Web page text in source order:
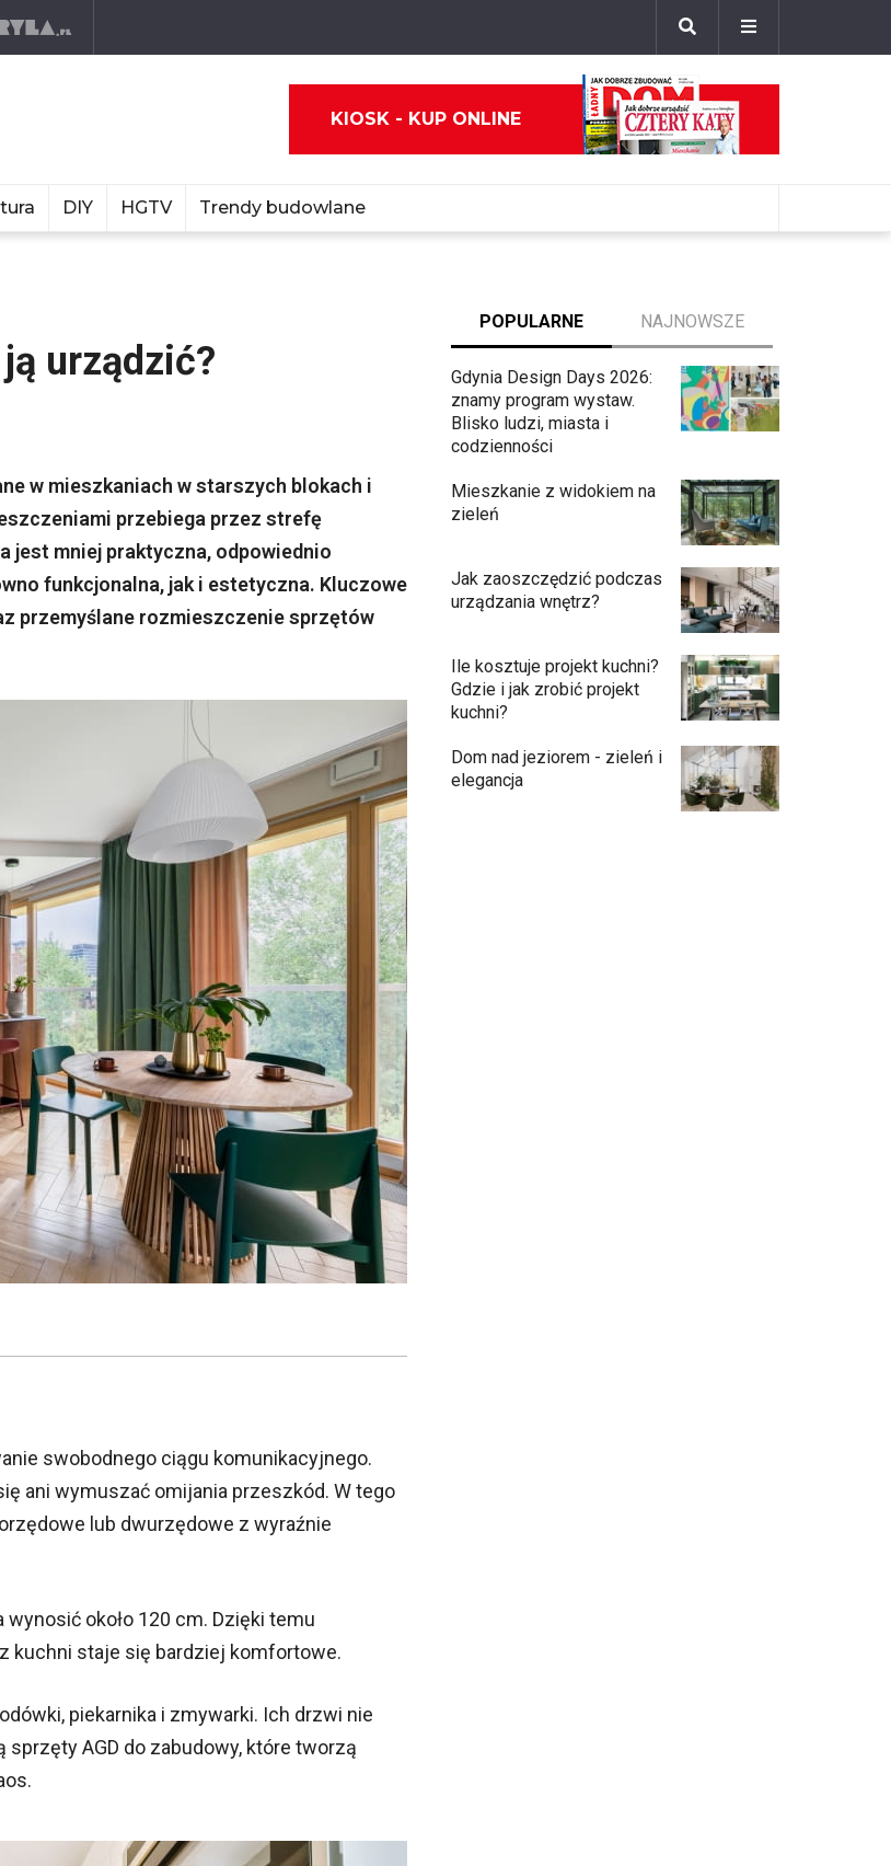
KIOSK - KUP ONLINE
DIY HGTV Trendy budowlane
urządzić?
w mieszkaniach w starszych blokach i
przebiega przez strefę
jest mniej praktyczna, odpowiednio
funkcjonalna, jak i estetyczna. Kluczowe
przemyślane rozmieszczenie sprzętów
swobodnego ciągu komunikacyjnego.
ani wymuszać omijania przeszkód. W tego
lub dwurzędowe z wyraźnie
około 120 cm. Dzięki temu
kuchni staje się bardziej komfortowe.
piekarnika i zmywarki. Ich drzwi nie
AGD do zabudowy, które tworzą
POPULARNE NAJNOWSZE
Gdynia Design Days 2026:
znamy program wystaw.
Blisko ludzi, miasta i
codzienności
Mieszkanie z widokiem na
zieleń
Jak zaoszczędzić podczas
urządzania wnętrz?
Ile kosztuje projekt kuchni?
Gdzie i jak zrobić projekt
kuchni?
Dom nad jeziorem - zieleń i
elegancja